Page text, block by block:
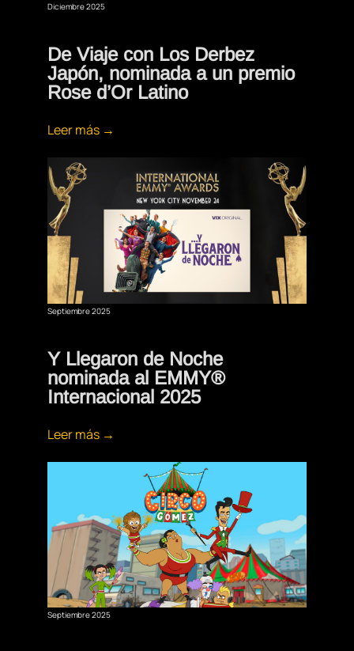
Diciembre 2025
De Viaje con Los Derbez
Japón, nominada a un premio
Rose d’Or Latino
Leer más →
Septiembre 2025
Y Llegaron de Noche
nominada al EMMY®
Internacional 2025
Leer más →
Septiembre 2025